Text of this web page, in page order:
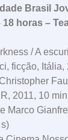
Brasil
18 horas –
/ A
ficção, Itália,
2011, 10
Marco